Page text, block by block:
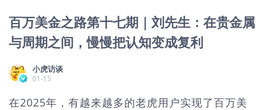
百万美金之路第十七期｜刘先生：在贵金属
与周期之间，慢慢把认知变成复利
小虎访谈
01-15
在2025年，有越来越多的老虎用户实现了百万美